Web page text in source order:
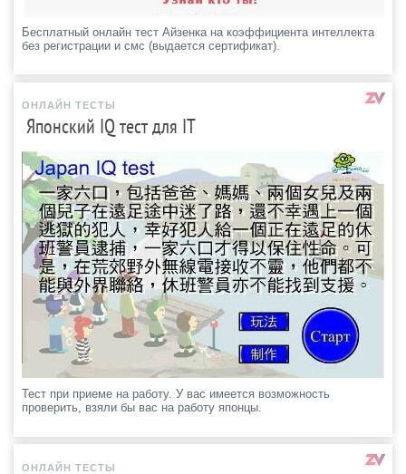
Бесплатный онлайн тест Айзенка на коэффициента интеллекта
без регистрации и смс (выдается сертификат).
ОНЛАЙН ТЕСТЫ
Японский IQ тест для IT
Тест при приеме на работу. У вас имеется возможность
проверить, взяли бы вас на работу японцы.
ОНЛАЙН ТЕСТЫ